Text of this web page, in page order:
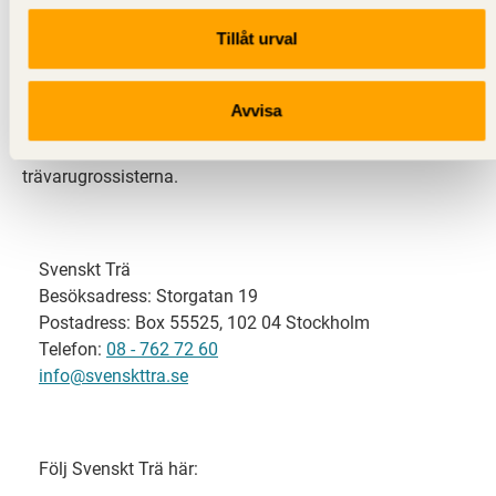
Tillåt urval
Avvisa
Svenskt Trä representerar svensk sågverksindustri
och är en del av branschorganisationen
svensk limträ-, KL-trä- och förpackningsindustri samt
trävarugrossisterna.
Svenskt Trä
Besöksadress: Storgatan 19
Postadress: Box 55525, 102 04 Stockholm
Telefon: 08 - 762 72 60
info@svenskttra.se
Följ Svenskt Trä här: